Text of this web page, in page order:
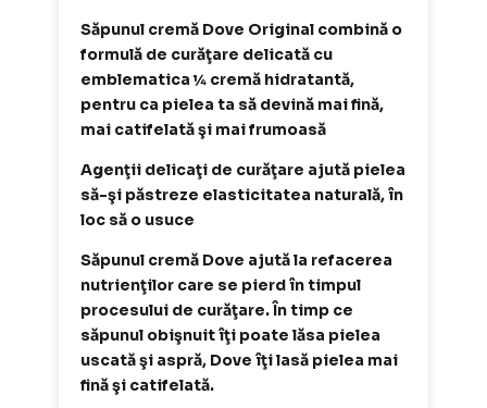
Săpunul cremă Dove Original combină o
formulă de curăţare delicată cu
emblematica ¼ cremă hidratantă,
pentru ca pielea ta să devină mai fină,
mai catifelată şi mai frumoasă
Agenţii delicaţi de curăţare ajută pielea
să-şi păstreze elasticitatea naturală, în
loc să o usuce
Săpunul cremă Dove ajută la refacerea
nutrienţilor care se pierd în timpul
procesului de curăţare. În timp ce
săpunul obişnuit îţi poate lăsa pielea
uscată şi aspră, Dove îţi lasă pielea mai
fină şi catifelată.